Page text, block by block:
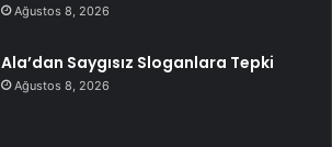
Ağustos 8, 2026
Ala’dan Saygısız Sloganlara Tepki
Ağustos 8, 2026